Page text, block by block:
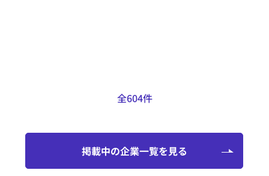
全604件
掲載中の企業一覧を見る